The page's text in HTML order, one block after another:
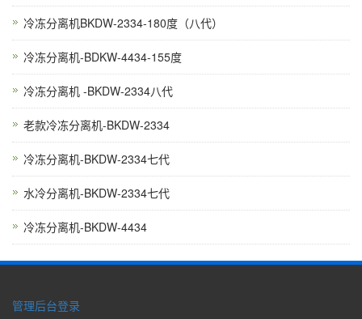
冷冻分离机BKDW-2334-180度（八代）
冷冻分离机-BDKW-4434-155度
冷冻分离机 -BKDW-2334八代
老款冷冻分离机-BKDW-2334
冷冻分离机-BKDW-2334七代
水冷分离机-BKDW-2334七代
冷冻分离机-BKDW-4434
管理后台登录